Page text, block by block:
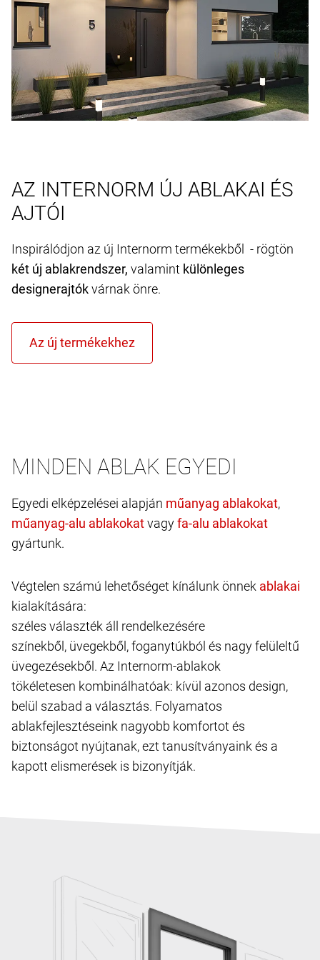
AZ INTERNORM ÚJ ABLAKAI ÉS
AJTÓI
Inspirálódjon az új Internorm termékekből - rögtön
két új ablakrendszer, valamint különleges
designerajtókvárnak önre.
MINDEN ABLAK EGYEDI
Egyedi elképzelései alapján
,
vagy
gyártunk.
Végtelen számú lehetőséget kínálunk önnek
kialakítására:
széles választék áll rendelkezésére
színekből, üvegekből, foganytúkból és nagy felüleltű
üvegezésekből. Az Internorm-ablakok
tökéletesen kombinálhatóak: kívül azonos design,
belül szabad a választás. Folyamatos
ablakfejlesztéseink nagyobb komfortot és
biztonságot nyújtanak, ezt tanusítványaink és a
kapott elismerések is bizonyítják.